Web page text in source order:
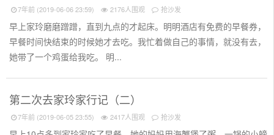
7年前 (2019-06-06 23:59) 2176人围观 抢沙发
早上家玲磨磨蹭蹭，直到九点的才起床。明明酒店有免费的早餐券，
早餐时间快结束的时候她才去吃。我忙着做自己的事情，就没有去，
她带了一个鸡蛋给我吃。 明...
第二次去家玲家行记（二）
7年前 (2019-06-05 23:55) 2417人围观 抢沙发